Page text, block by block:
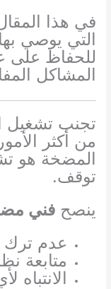
في هذا
التي يوصي
للحفاظ على
المشاكل
تجنب تشغيل
من أكثر
المضخة هو
توقف.
ينصحفني
عدم ترك
متابعة